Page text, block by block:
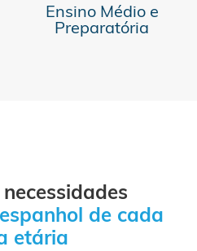
Ensino Médio e
Preparatória
de cada
etária